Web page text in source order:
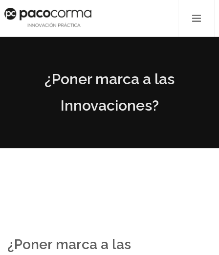
¿Poner marca a las
Innovaciones?
¿Poner marca a las